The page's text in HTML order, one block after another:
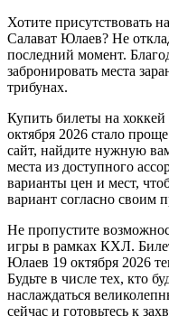
Хотите присутствовать
Салават Юлаев? Не
последний момент.
забронировать места
трибунах.
Купить билеты на
октября 2026 стало
сайт, найдите нужную
места из доступного
варианты цен и мест,
вариант согласно своим
Не пропустите
игры в рамках КХЛ.
Юлаев 19 октября 2026
Будьте в числе тех, кто
наслаждаться
сейчас и готовьтесь к